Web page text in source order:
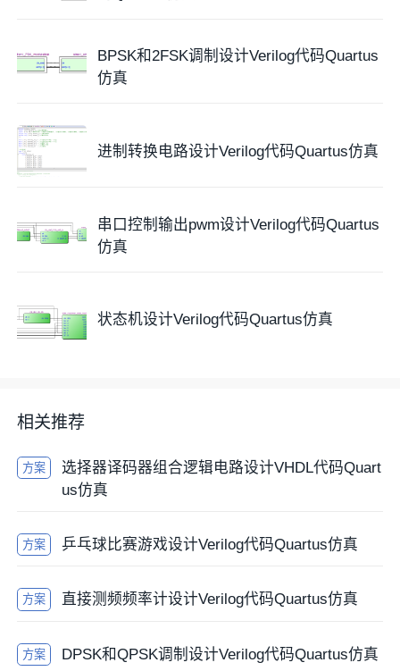
BPSK和2FSK调制设计Verilog代码Quartus
仿真
进制转换电路设计Verilog代码Quartus仿真
串口控制输出pwm设计Verilog代码Quartus
仿真
状态机设计Verilog代码Quartus仿真
相关推荐
方案
选择器译码器组合逻辑电路设计VHDL代码Quart
us仿真
方案 乒乓球比赛游戏设计Verilog代码Quartus仿真
方案 直接测频频率计设计Verilog代码Quartus仿真
方案 DPSK和QPSK调制设计Verilog代码Quartus仿真